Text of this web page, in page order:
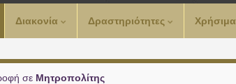
Διακονία Δραστηριότητες Χρήσιμα
σε Μητροπολίτης